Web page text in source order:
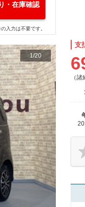
・在庫確認
入力は不要です。
1/20
支
（